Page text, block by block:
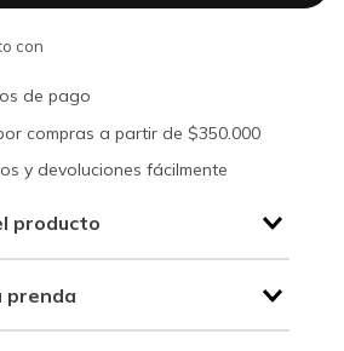
con
de pago
compras a partir de $350.000
y devoluciones fácilmente
producto
prenda